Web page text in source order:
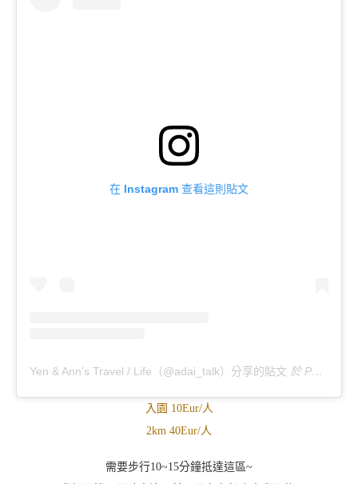
在 Instagram 查看這則貼文
Yen & Ann’s Travel / Life（@adai_talk）分享的貼文 於PDT 2019 年 8月 月 10 日 下午 8:35
入園 10Eur/人
2km 40Eur/人
需要步行10~15分鐘抵達這區~